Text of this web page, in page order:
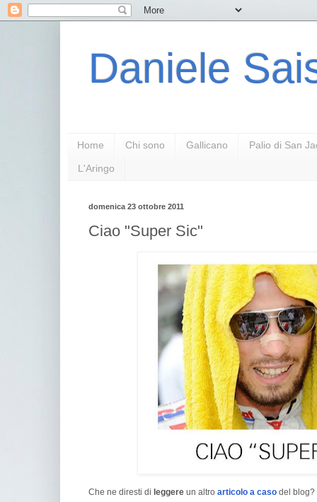
Daniele
Home Chi sono Gallicano Palio di San
L'Aringo
domenica 23 ottobre 2011
Ciao "Super Sic"
Che ne diresti di leggere un altro articolo a caso del blog?